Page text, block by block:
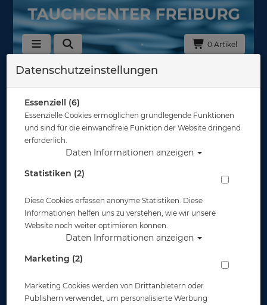
0 Artikel
Zurück
Datenschutzeinstellungen
Essenziell (6)
Essenzielle Cookies ermöglichen grundlegende Funktionen
und sind für die einwandfreie Funktion der Website dringend
erforderlich.
Daten Informationen anzeigen
Statistiken (2)
Diese Cookies erfassen anonyme Statistiken. Diese
Informationen helfen uns zu verstehen, wie wir unsere
Website noch weiter optimieren können.
Daten Informationen anzeigen
Marketing (2)
Marketing Cookies werden von Drittanbietern oder
Publishern verwendet, um personalisierte Werbung